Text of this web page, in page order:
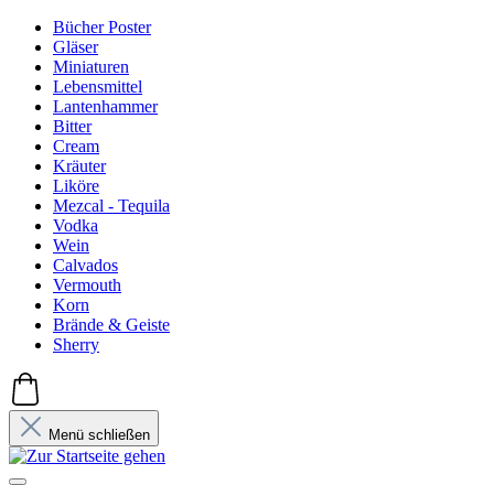
Bücher Poster
Gläser
Miniaturen
Lebensmittel
Lantenhammer
Bitter
Cream
Kräuter
Liköre
Mezcal - Tequila
Vodka
Wein
Calvados
Vermouth
Korn
Brände & Geiste
Sherry
Menü schließen